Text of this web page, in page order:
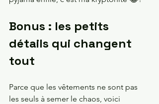
Bonus : les petits
détails qui changent
tout
Parce que les vêtements ne sont pas
les seuls à semer le chaos, voici